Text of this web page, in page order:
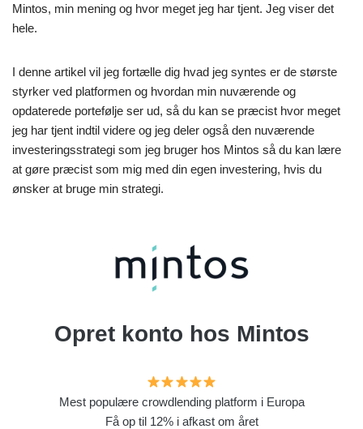
Mintos, min mening og hvor meget jeg har tjent. Jeg viser det
hele.
I denne artikel vil jeg fortælle dig hvad jeg syntes er de største
styrker ved platformen og hvordan min nuværende og
opdaterede portefølje ser ud, så du kan se præcist hvor meget
jeg har tjent indtil videre og jeg deler også den nuværende
investeringsstrategi som jeg bruger hos Mintos så du kan lære
at gøre præcist som mig med din egen investering, hvis du
ønsker at bruge min strategi.
Opret konto hos Mintos
Mest populære crowdlending platform i Europa
Få op til 12% i afkast om året